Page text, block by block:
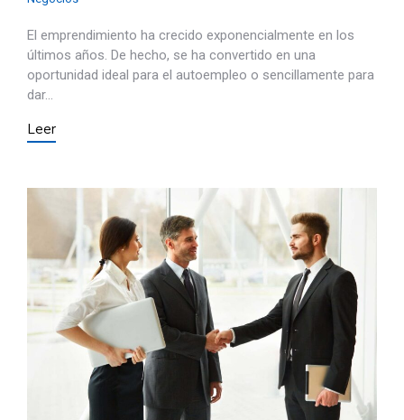
El emprendimiento ha crecido exponencialmente en los
últimos años. De hecho, se ha convertido en una
oportunidad ideal para el autoempleo o sencillamente para
dar…
Leer